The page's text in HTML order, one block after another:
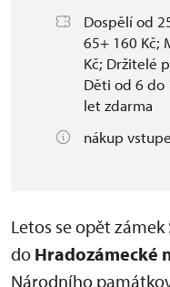
Dospělí od
65+ 160 Kč;
Kč; Držitelé
Děti od 6 do
let zdarma
nákup
Letos se opět
do Hradozámecké
Národního